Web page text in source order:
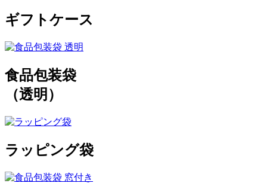
ギフトケース
食品包装袋
（透明）
ラッピング袋